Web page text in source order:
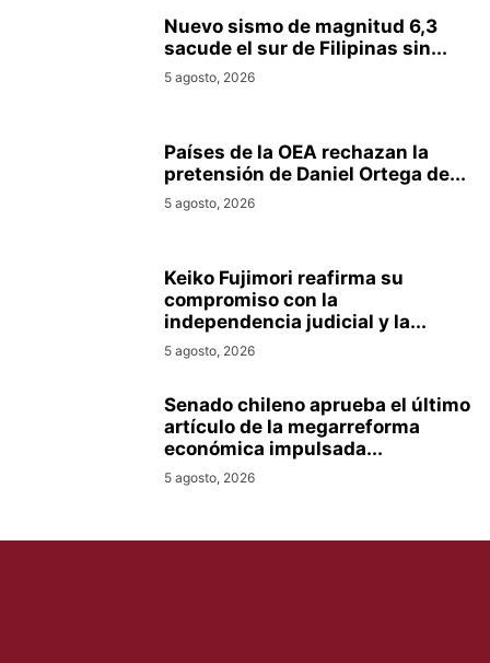
Nuevo sismo de magnitud 6,3
sacude el sur de Filipinas sin...
5 agosto, 2026
Países de la OEA rechazan la
pretensión de Daniel Ortega de...
5 agosto, 2026
Keiko Fujimori reafirma su
compromiso con la
independencia judicial y la...
5 agosto, 2026
Senado chileno aprueba el último
artículo de la megarreforma
económica impulsada...
5 agosto, 2026